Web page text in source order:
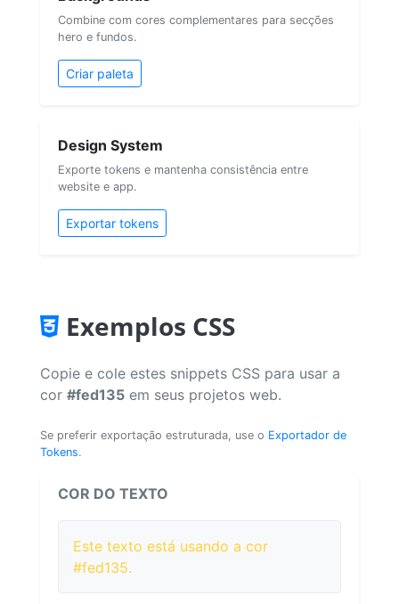
Combine com cores complementares para secções
hero e fundos.
Criar paleta
Design System
Exporte tokens e mantenha consistência entre
website e app.
Exportar tokens
Exemplos CSS
Copie e cole estes snippets CSS para usar a
cor #fed135 em seus projetos web.
Se preferir exportação estruturada, use o Exportador de
Tokens.
COR DO TEXTO
Este texto está usando a cor
#fed135.